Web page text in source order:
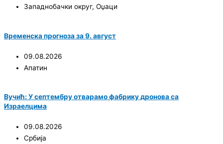
Западнобачки округ, Оџаци
Временска прогноза за 9. август
09.08.2026
Апатин
Вучић: У септембру отварамо фабрику дронова са
Израелцима
09.08.2026
Србија